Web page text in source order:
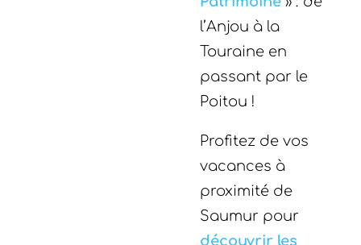
l’Anjou à la
Touraine en
passant par le
Poitou !
Profitez de vos
vacances à
proximité de
Saumur pour
découvrir les